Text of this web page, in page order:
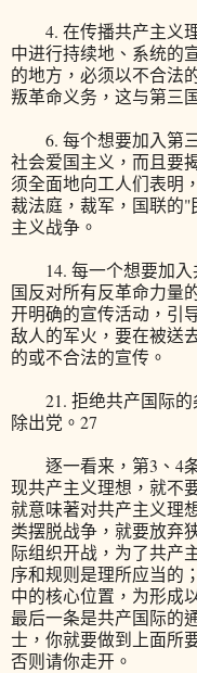
4. 在传播共产主义理
中进行持续地、系统的
的地方，必须以不合法
叛革命义务，这与第三
6. 每个想要加入第三
社会爱国主义，而且要
须全面地向工人们表明
裁法庭，裁军，国联的
主义战争。
14. 每一个想要加入
国反对所有反革命力量
开明确的宣传活动，引
敌人的军火，要在被送
的或不合法的宣传。
21. 拒绝共产国际的
除出党。27
逐一看来，第3、4条
现共产主义理想，就不
就意味著对共产主义理
类摆脱战争，就要放弃
际组织开战，为了共产
序和规则是理所应当的
中的核心位置，为形成
最后一条是共产国际的
士，你就要做到上面所
否则请你走开。